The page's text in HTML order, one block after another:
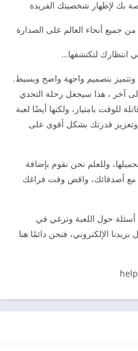
بك لإظهار شخصيتك الفريدة
جميع أنحاء العالم على الصدارة
انتظارك لتكتشفها…
وتتميز بتصميم واجهة واضح وبسيط.
آخر ، هذا سيجعل رحلة التحدي
للوقت بامتياز، ولكنها أيضًا لعبة
قدرتك بشكل أقوى على
وللعلم نحن نقوم بإضافة
مع أصدقائك، واقض وقت فراغك
حول اللعبة وترغي في
الإلكتروني، فنحن دائمًا هنا